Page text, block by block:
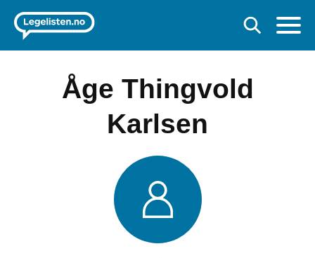
Åge Thingvold
Karlsen